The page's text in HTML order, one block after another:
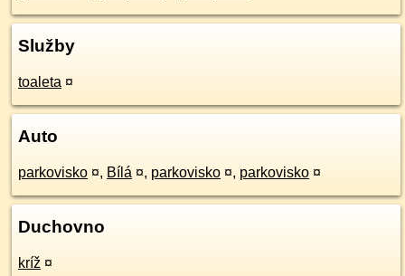
Služby
toaleta ¤
Auto
parkovisko ¤, Bílá ¤, parkovisko ¤, parkovisko ¤
Duchovno
kríž ¤